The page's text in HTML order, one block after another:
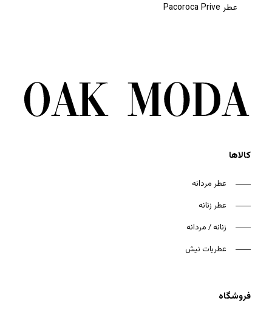
عطر Pacoroca Prive
کالاها
عطر مردانه
عطر زنانه
زنانه / مردانه
عطریات نیش
فروشگاه